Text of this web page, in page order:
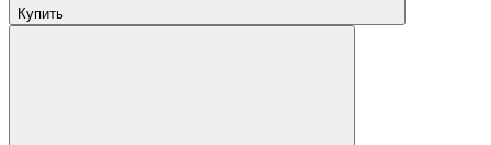
Купить